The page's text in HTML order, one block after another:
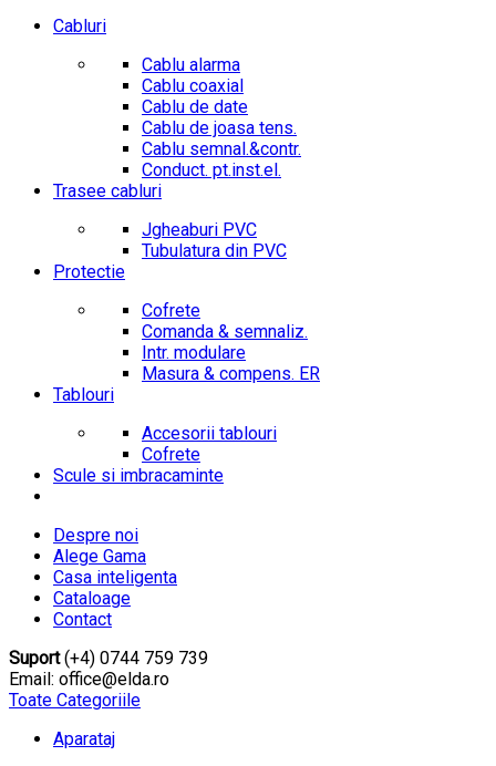
Cabluri
Cablu alarma
Cablu coaxial
Cablu de date
Cablu de joasa tens.
Cablu semnal.&contr.
Conduct. pt.inst.el.
Trasee cabluri
Jgheaburi PVC
Tubulatura din PVC
Protectie
Cofrete
Comanda & semnaliz.
Intr. modulare
Masura & compens. ER
Tablouri
Accesorii tablouri
Cofrete
Scule si imbracaminte
Despre noi
Alege Gama
Casa inteligenta
Cataloage
Contact
Suport(+4) 0744 759 739
Email: office@elda.ro
Toate Categoriile
Aparataj